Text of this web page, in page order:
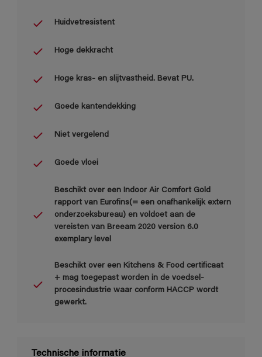
Huidvetresistent
Hoge dekkracht
Hoge kras- en slijtvastheid. Bevat PU.
Goede kantendekking
Niet vergelend
Goede vloei
Beschikt over een Indoor Air Comfort Gold
rapport van Eurofins(= een onafhankelijk extern
onderzoeksbureau) en voldoet aan de
vereisten van Breeam 2020 version 6.0
exemplary level
Beschikt over een Kitchens & Food certificaat
+ mag toegepast worden in de voedsel-
procesindustrie waar conform HACCP wordt
gewerkt.
Technische informatie